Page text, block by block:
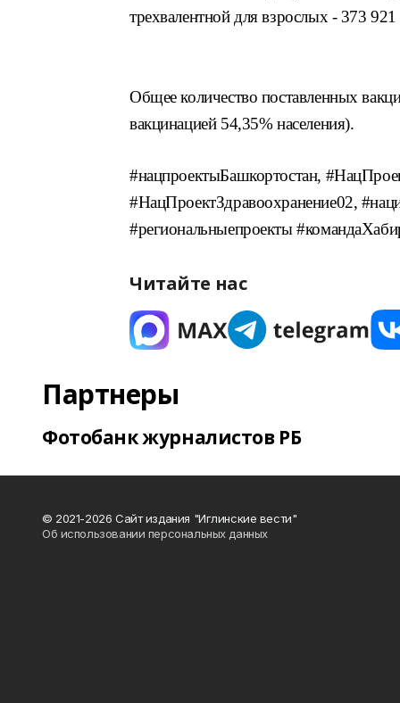
трехвалентной для взрослых - 373
Общее количество поставленных
вакцинацией 54,35% населения).
#нацпроектыБашкортостан,
#НацПроектЗдравоохранение02,
#региональныепроекты
Читайте нас
Партнеры
Фотобанк журналистов РБ
© 2021-2026 Сайт издания "Иглинские вести"
Об использовании персональных данных